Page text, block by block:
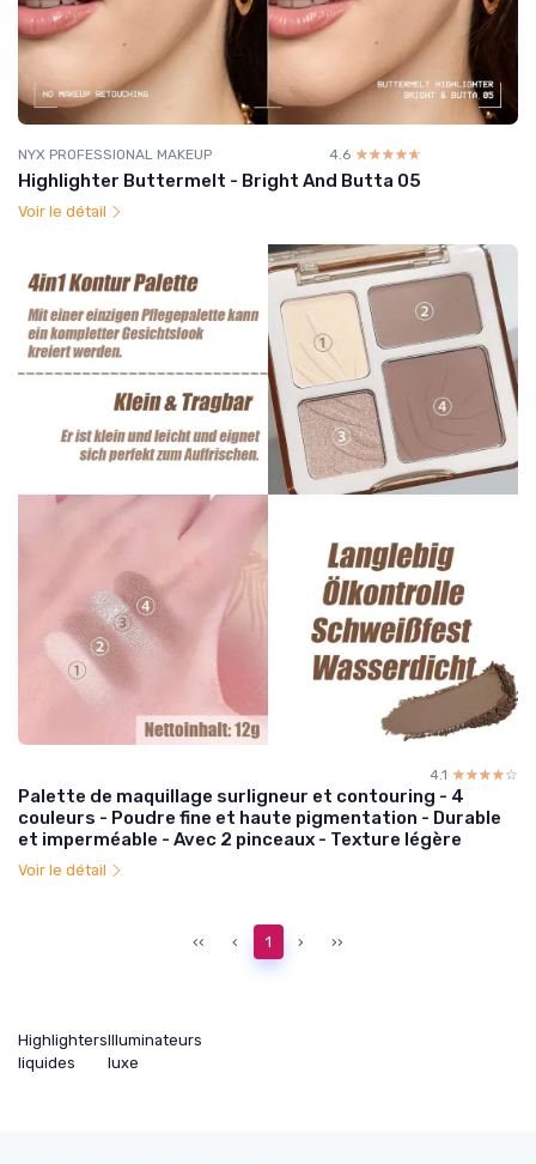
NYX PROFESSIONAL MAKEUP 4.6 ☆☆☆☆☆
★★★★★
Highlighter Buttermelt - Bright And Butta 05
Voir le détail
4.1 ☆☆☆☆☆
★★★★★
Palette de maquillage surligneur et contouring - 4
couleurs - Poudre fine et haute pigmentation - Durable
et imperméable - Avec 2 pinceaux - Texture légère
Voir le détail
‹‹ ‹ 1 › ››
Highlighters
liquides
Illuminateurs
luxe